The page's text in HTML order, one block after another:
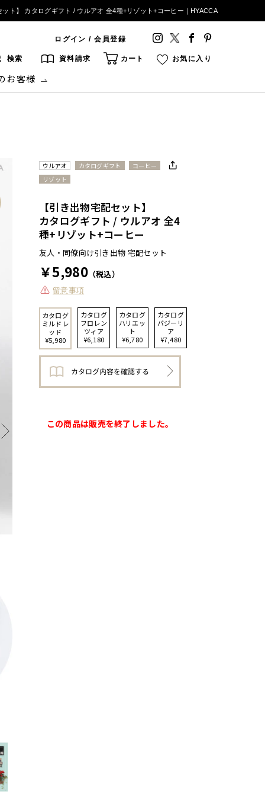
ット】 カタログギフト / ウルアオ 全4種+リゾット+コーヒー｜HYACCA
ログイン / 会員登録
検索 資料請求 カート お気に入り
お客様
ウルアオ カタログギフト
コーヒー
リゾット
カタログ
ミルドレ
ッド
¥5,980
カタログ
フロレン
ツィア
¥6,180
カタログ
ハリエッ
ト
¥6,780
カタログ
バジーリ
ア
¥7,480
【引き出物宅配セット】
カタログギフト / ウルアオ 全4
種+リゾット+コーヒー
友人・同僚向け引き出物 宅配セット
￥5,980（税込）
留意事項
この商品は販売を終了しました。